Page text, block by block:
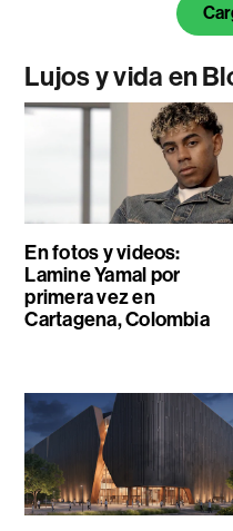
Lujos y vida en
En fotos y videos:
Lamine Yamal por
primera vez en
Cartagena, Colombia